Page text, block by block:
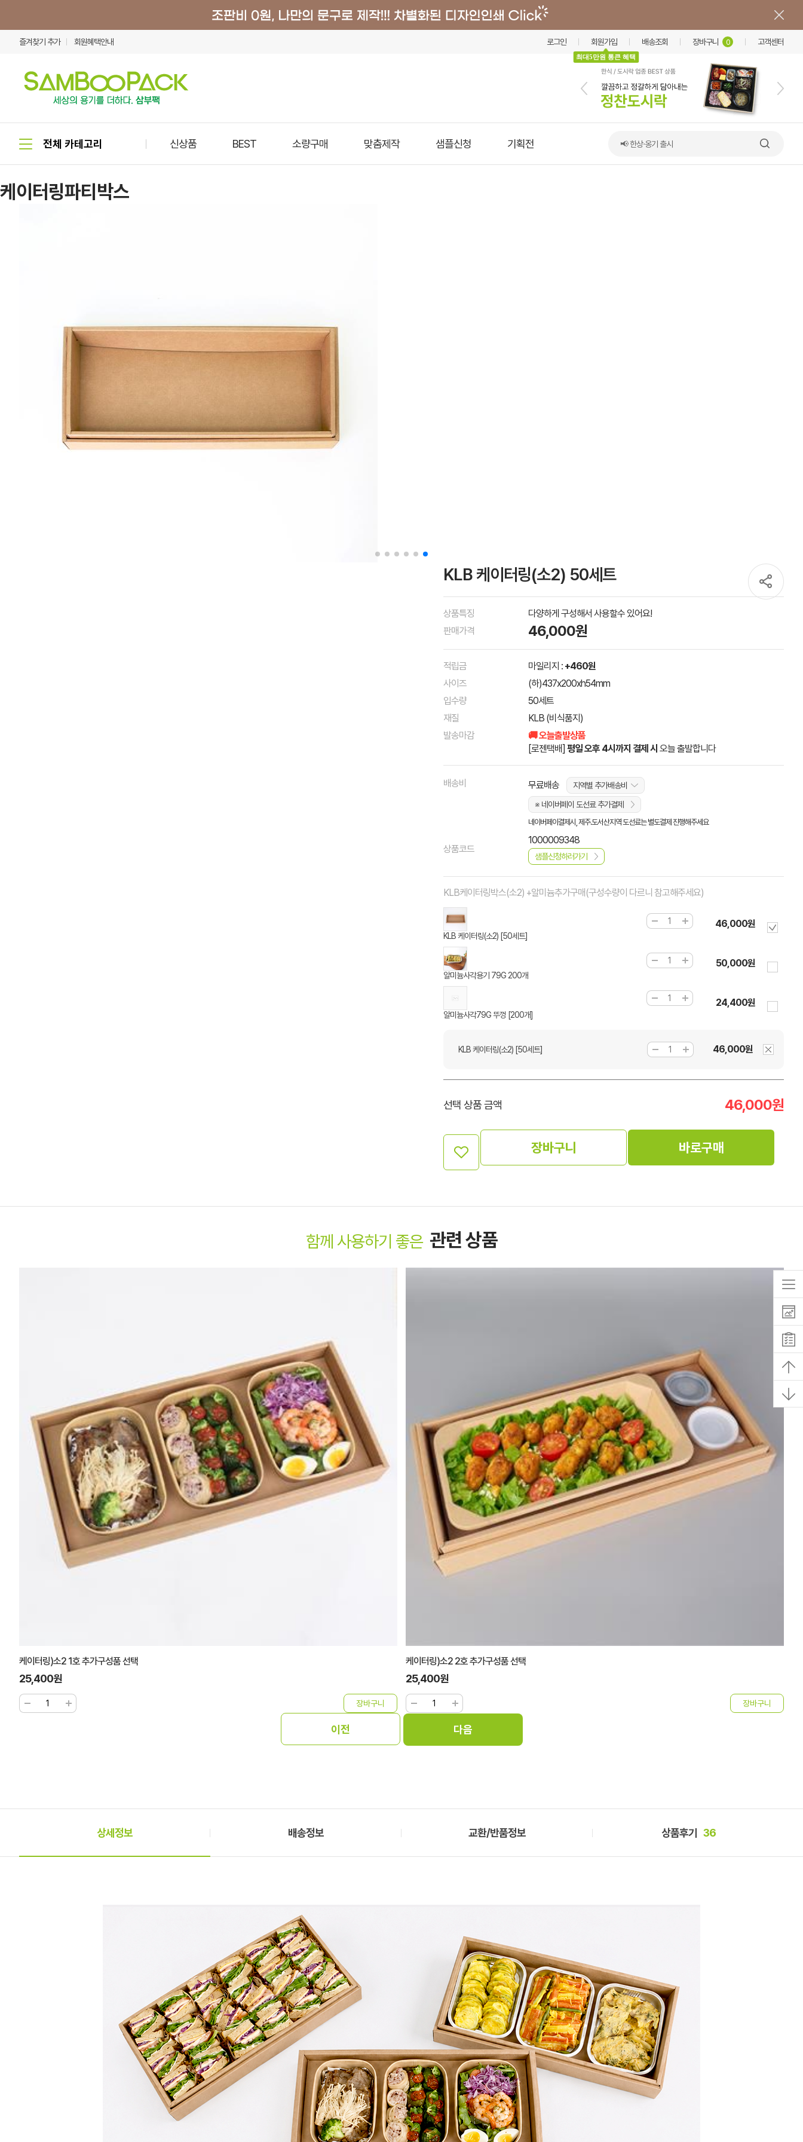
즐겨찾기 추가 회원혜택안내 로그인 회원가입
최대5만원 통큰 혜택
배송조회 장바구니 0 고객센터
신상품 BEST 소량구매 맞춤제작 샘플신청 기획전 📢 한상·옹기 출시
케이터링파티박스
KLB 케이터링(소2) 50세트
상품특징
다양하게 구성해서 사용할수 있어요!
판매가격
46,000원
적립금 마일리지 : +460원
사이즈
(하)437x200xh54mm
입수량
50세트
재질
KLB (비식품지)
발송마감
🚚 오늘출발상품
[로젠택배] 평일 오후 4시까지 결제 시 오늘 출발합니다
배송비 무료배송
지역별 추가배송비
※ 네이버페이 도선료 추가결제
네이버페이결제시, 제주.도서산지역 도선료는 별도결제 진행해주세요
상품코드
1000009348
샘플신청하러가기
KLB케이터링박스(소2) +알미늄추가구매(구성수량이 다르니 참고해주세요)
KLB 케이터링(소2) [50세트]
46,000원
알미늄사각용기 79G 200개
50,000원
알미늄사각79G 뚜껑 [200개]
24,400원
KLB 케이터링(소2) [50세트] 46,000원
선택 상품 금액 46,000원
장바구니 바로구매
함께 사용하기 좋은 관련 상품
케이터링)소2 1호 추가구성품 선택
25,400원
케이터링)소2 2호 추가구성품 선택
25,400원
상세정보 배송정보 교환/반품정보 상품후기 36